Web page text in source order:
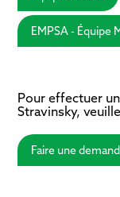
EMPSA - Équipe
Pour effectuer
Stravinsky,
Faire une